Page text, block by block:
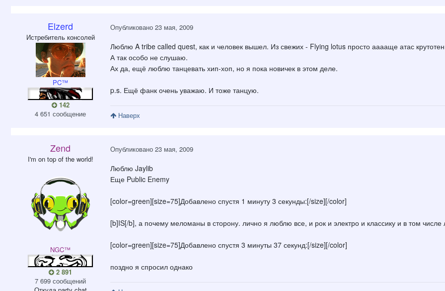
Elzerd
Истребитель консолей
PC™
142
4 651 сообщение
Опубликовано 23 мая, 2009
Люблю A tribe called quest, как и человек вышел. Из свежих - Flying lotus просто ааааще атас
А так особо не слушаю.
Ах да, ещё люблю танцевать хип-хоп, но я пока новичек в этом деле.
p.s. Ещё фанк очень уважаю. И тоже танцую.
Наверх
Zend
I'm on top of the world!
NGC™
2 891
7 699 сообщений
Опубликовано 23 мая, 2009
Люблю Jaylib
Еще Public Enemy
[color=green][size=75]Добавлено спустя 1 минуту 3 секунды:[/size][/color]
[b]IS[/b], а почему меломаны в сторону. лично я люблю все, и рок и электро и классику и в том
[color=green][size=75]Добавлено спустя 3 минуты 37 секунд:[/size][/color]
поздно я спросил однако